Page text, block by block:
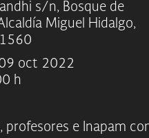
s/n, Bosque de
Miguel Hidalgo,
oct 2022
h
profesores e Inapam